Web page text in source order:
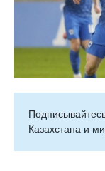
Казахстана и